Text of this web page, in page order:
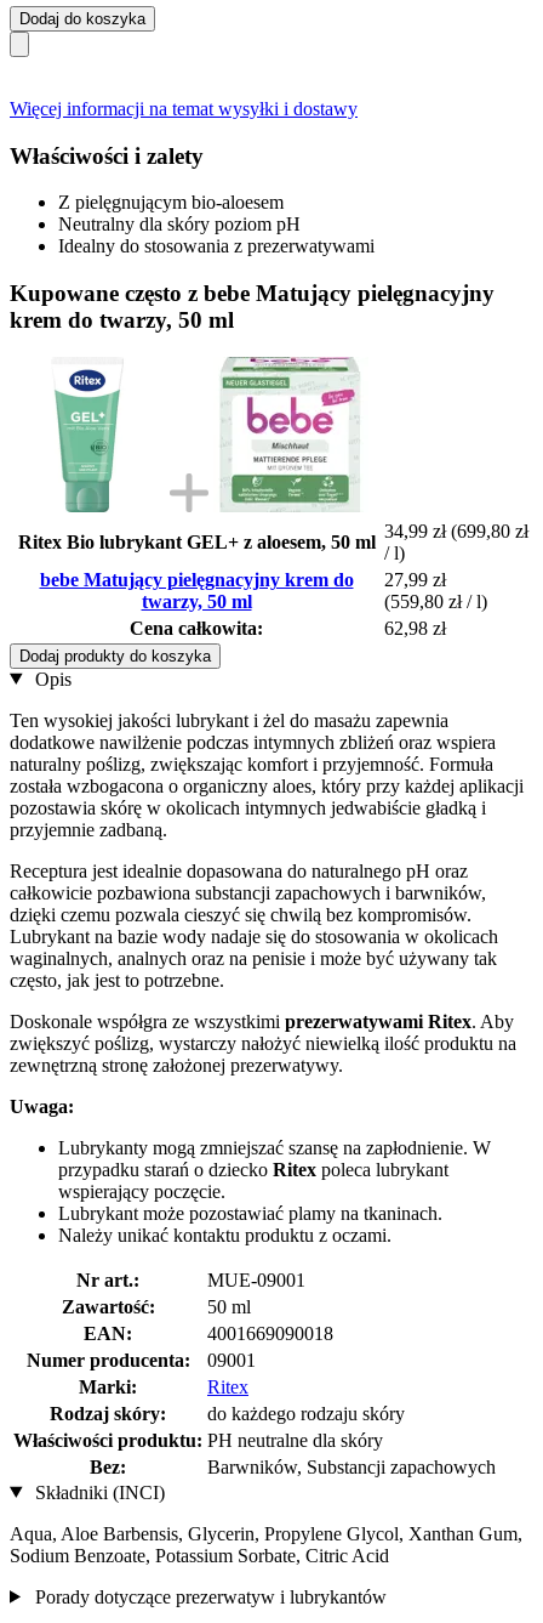
Dodaj do koszyka
Więcej informacji na temat wysyłki i dostawy
Właściwości i zalety
Z pielęgnującym bio-aloesem
Neutralny dla skóry poziom pH
Idealny do stosowania z prezerwatywami
Kupowane często z bebe Matujący pielęgnacyjny
krem do twarzy, 50 ml
Ritex Bio lubrykant GEL+ z aloesem, 50 ml
34,99 zł (699,80 zł
/ l)
bebe Matujący pielęgnacyjny krem do
twarzy, 50 ml
27,99 zł
(559,80 zł / l)
Cena całkowita:
62,98 zł
Dodaj produkty do koszyka
Opis
Ten wysokiej jakości lubrykant i żel do masażu zapewnia
dodatkowe nawilżenie podczas intymnych zbliżeń oraz wspiera
naturalny poślizg, zwiększając komfort i przyjemność. Formuła
została wzbogacona o organiczny aloes, który przy każdej aplikacji
pozostawia skórę w okolicach intymnych jedwabiście gładką i
przyjemnie zadbaną.
Receptura jest idealnie dopasowana do naturalnego pH oraz
całkowicie pozbawiona substancji zapachowych i barwników,
dzięki czemu pozwala cieszyć się chwilą bez kompromisów.
Lubrykant na bazie wody nadaje się do stosowania w okolicach
waginalnych, analnych oraz na penisie i może być używany tak
często, jak jest to potrzebne.
Doskonale współgra ze wszystkimi prezerwatywami Ritex. Aby
zwiększyć poślizg, wystarczy nałożyć niewielką ilość produktu na
zewnętrzną stronę założonej prezerwatywy.
Uwaga:
Lubrykanty mogą zmniejszać szansę na zapłodnienie. W
przypadku starań o dziecko Ritex poleca lubrykant
wspierający poczęcie.
Lubrykant może pozostawiać plamy na tkaninach.
Należy unikać kontaktu produktu z oczami.
Nr art.:
MUE-09001
Zawartość:
50 ml
EAN:
4001669090018
Numer producenta:
09001
Marki:
Ritex
Rodzaj skóry:
do każdego rodzaju skóry
Właściwości produktu: PH neutralne dla skóry
Bez:
Barwników, Substancji zapachowych
Składniki (INCI)
Aqua, Aloe Barbensis, Glycerin, Propylene Glycol, Xanthan Gum,
Sodium Benzoate, Potassium Sorbate, Citric Acid
Porady dotyczące prezerwatyw i lubrykantów